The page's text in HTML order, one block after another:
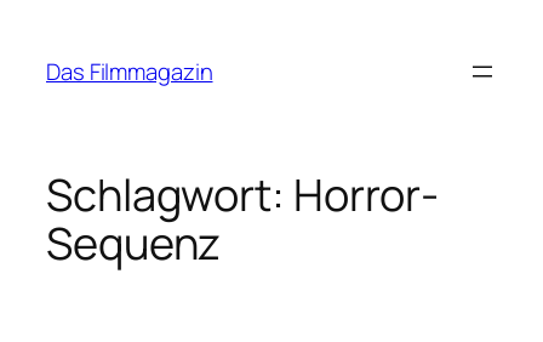
springen
Das Filmmagazin
Schlagwort: Horror-
Sequenz